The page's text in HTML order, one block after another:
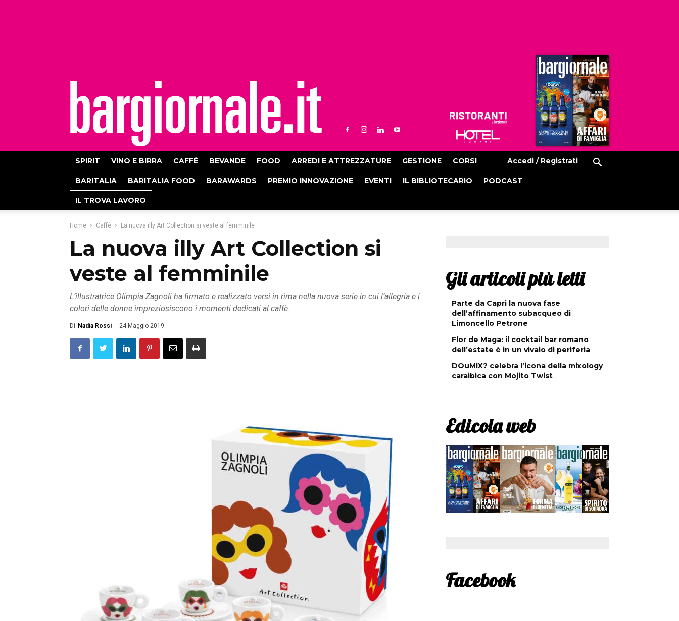
Ristoranti
Hoteldomani
SPIRIT VINO E BIRRA CAFFÈ BEVANDE FOOD ARREDI E ATTREZZATURE GESTIONE CORSI Accedi / Registrati
BARITALIA BARITALIA FOOD BARAWARDS PREMIO INNOVAZIONE EVENTI IL BIBLIOTECARIO PODCAST
IL TROVA LAVORO
Home Caffè La nuova illy Art Collection si veste al femminile
La nuova illy Art Collection si
veste al femminile
L’illustratrice Olimpia Zagnoli ha firmato e realizzato versi in rima nella nuova serie in cui l’allegria e i
colori delle donne impreziosiscono i momenti dedicati al caffè.
Di Nadia Rossi - 24 Maggio 2019
Gli articoli più letti
Parte da Capri la nuova fase
dell’affinamento subacqueo di
Limoncello Petrone
Flor de Maga: il cocktail bar romano
dell’estate è in un vivaio di periferia
DOuMIX? celebra l’icona della mixology
caraibica con Mojito Twist
Edicola web
Facebook